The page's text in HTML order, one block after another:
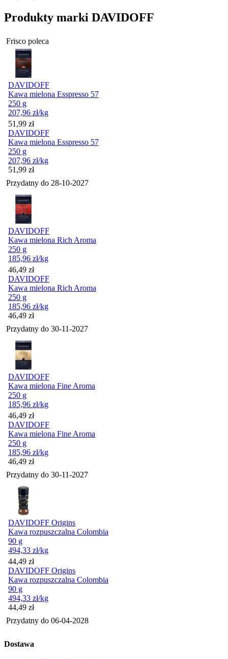
Produkty marki DAVIDOFF
Frisco poleca
DAVIDOFF
Kawa mielona Esspresso 57
250 g
207,96 zł/kg
Cena
51,99 zł
DAVIDOFF
Kawa mielona Esspresso 57
250 g
207,96 zł/kg
Cena
51,99 zł
Przydatny do 28-10-2027
DAVIDOFF
Kawa mielona Rich Aroma
250 g
185,96 zł/kg
Cena
46,49 zł
DAVIDOFF
Kawa mielona Rich Aroma
250 g
185,96 zł/kg
Cena
46,49 zł
Przydatny do 30-11-2027
DAVIDOFF
Kawa mielona Fine Aroma
250 g
185,96 zł/kg
Cena
46,49 zł
DAVIDOFF
Kawa mielona Fine Aroma
250 g
185,96 zł/kg
Cena
46,49 zł
Przydatny do 30-11-2027
DAVIDOFF Origins
Kawa rozpuszczalna Colombia
90 g
494,33 zł/kg
Cena
44,49 zł
DAVIDOFF Origins
Kawa rozpuszczalna Colombia
90 g
494,33 zł/kg
Cena
44,49 zł
Przydatny do 06-04-2028
Dostawa